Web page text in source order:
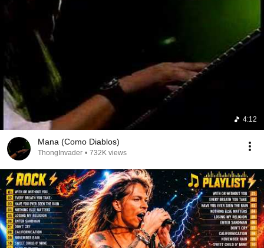
4:12
Mana (Como Diablos)
ThongInvader • 732K views